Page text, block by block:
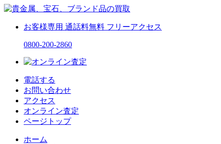
お客様専用 通話料無料 フリーアクセス
0800-200-2860
電話する
お問い合わせ
アクセス
オンライン査定
ページトップ
ホーム